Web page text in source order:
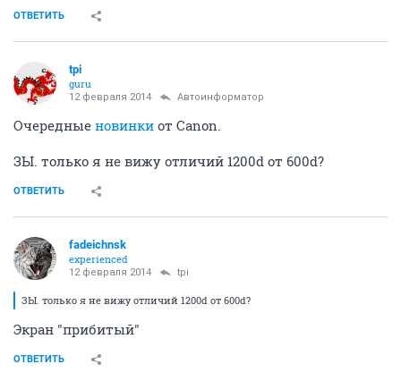
ОТВЕТИТЬ
tpi
guru
12 февраля 2014 Автоинформатор
Очередные новинки от Canon.
ЗЫ. только я не вижу отличий 1200d от 600d?
ОТВЕТИТЬ
fadeichnsk
experienced
12 февраля 2014 tpi
ЗЫ. только я не вижу отличий 1200d от 600d?
Экран "прибитый"
ОТВЕТИТЬ